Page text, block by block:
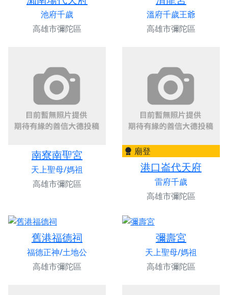
池府千歲
高雄市彌陀區
溫府千歲王爺
高雄市彌陀區
南寮南聖宮
天上聖母/媽祖
高雄市彌陀區
廟登
港口崙代天府
雷府千歲
高雄市彌陀區
舊港福德祠
福德正神/土地公
高雄市彌陀區
彌壽宮
天上聖母/媽祖
高雄市彌陀區